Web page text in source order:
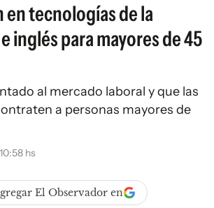
en tecnologías de la
inglés para mayores de 45
al mercado laboral y que las
a personas mayores de
10:58 hs
El Observador en